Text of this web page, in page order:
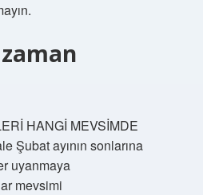
HANGİ MEVSİMDE
Şubat ayının sonlarına
uyanmaya
mevsimi